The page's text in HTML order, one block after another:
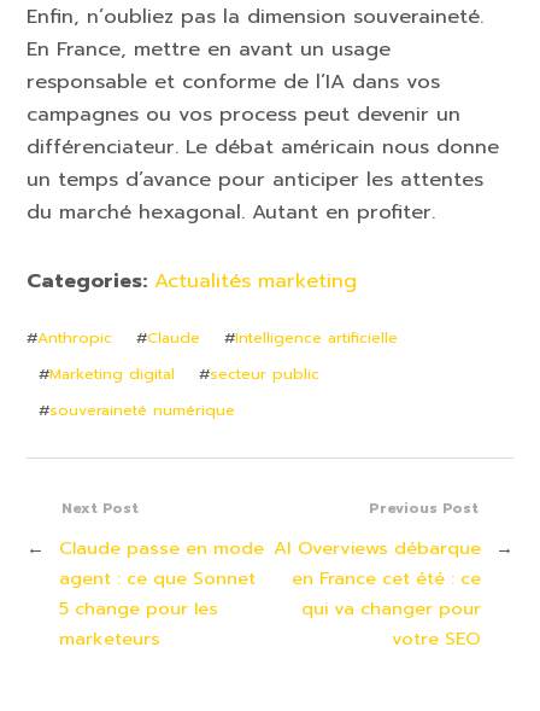
Enfin, n’oubliez pas la dimension souveraineté.
En France, mettre en avant un usage
responsable et conforme de l’IA dans vos
campagnes ou vos process peut devenir un
différenciateur. Le débat américain nous donne
un temps d’avance pour anticiper les attentes
du marché hexagonal. Autant en profiter.
Categories: Actualités marketing
#Anthropic #Claude #Intelligence artificielle
#Marketing digital #secteur public
#souveraineté numérique
Previous Post
AI Overviews débarque
en France cet été : ce
qui va changer pour
votre SEO
→
Next Post
←
Claude passe en mode
agent : ce que Sonnet
5 change pour les
marketeurs